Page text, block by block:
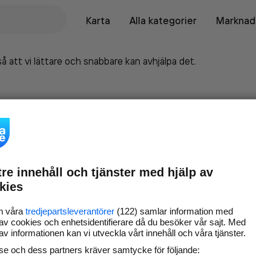
Karta
Alla kategorier
att vi lättare och snabbare kan avhjälpa det.
Marknadsför företaget på
innehåll och tjänster med hjälp av
våra tredjepartsleverantörer (122) samlar information med
cookies och enhetsidentifierare då du besöker vår sajt. Med
informationen kan vi utveckla vårt innehåll och våra tjänster.
och dess partners kräver samtycke för följande: